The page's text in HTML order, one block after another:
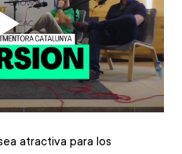
atractiva para los